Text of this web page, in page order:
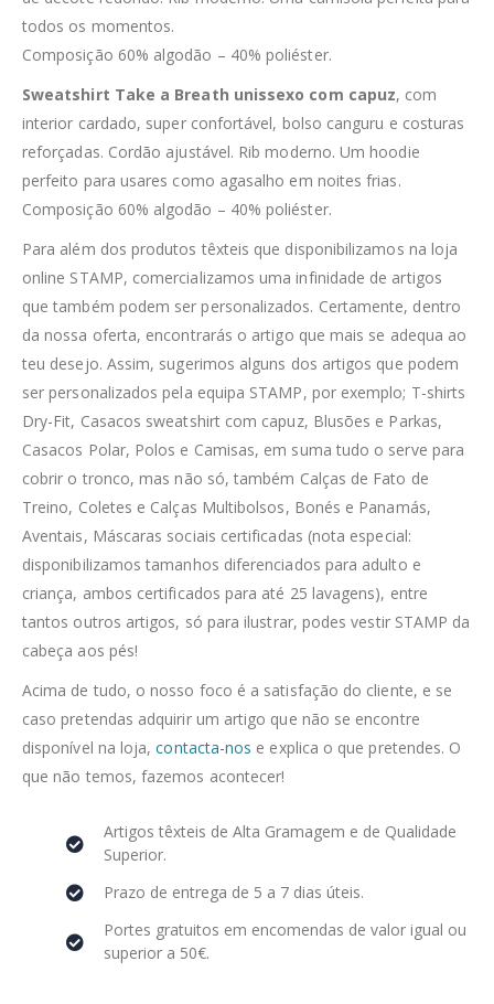
todos os momentos.
Composição 60% algodão – 40% poliéster.
Sweatshirt Take a Breath unissexo com capuz, com
interior cardado, super confortável, bolso canguru e costuras
reforçadas. Cordão ajustável. Rib moderno. Um hoodie
perfeito para usares como agasalho em noites frias.
Composição 60% algodão – 40% poliéster.
Para além dos produtos têxteis que disponibilizamos na loja
online STAMP, comercializamos uma infinidade de artigos
que também podem ser personalizados. Certamente, dentro
da nossa oferta, encontrarás o artigo que mais se adequa ao
teu desejo. Assim, sugerimos alguns dos artigos que podem
ser personalizados pela equipa STAMP, por exemplo; T-shirts
Dry-Fit, Casacos sweatshirt com capuz, Blusões e Parkas,
Casacos Polar, Polos e Camisas, em suma tudo o serve para
cobrir o tronco, mas não só, também Calças de Fato de
Treino, Coletes e Calças Multibolsos, Bonés e Panamás,
Aventais, Máscaras sociais certificadas (nota especial:
disponibilizamos tamanhos diferenciados para adulto e
criança, ambos certificados para até 25 lavagens), entre
tantos outros artigos, só para ilustrar, podes vestir STAMP da
cabeça aos pés!
Acima de tudo, o nosso foco é a satisfação do cliente, e se
caso pretendas adquirir um artigo que não se encontre
disponível na loja,contacta-nos e explica o que pretendes. O
que não temos, fazemos acontecer!
Artigos têxteis de Alta Gramagem e de Qualidade
Superior.
Prazo de entrega de 5 a 7 dias úteis.
Portes gratuitos em encomendas de valor igual ou
superior a 50€.